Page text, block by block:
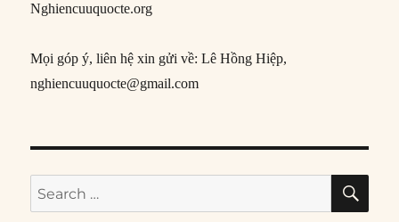
Nghiencuuquocte.org
Mọi góp ý, liên hệ xin gửi về: Lê Hồng Hiệp,
nghiencuuquocte@gmail.com
Search
for: